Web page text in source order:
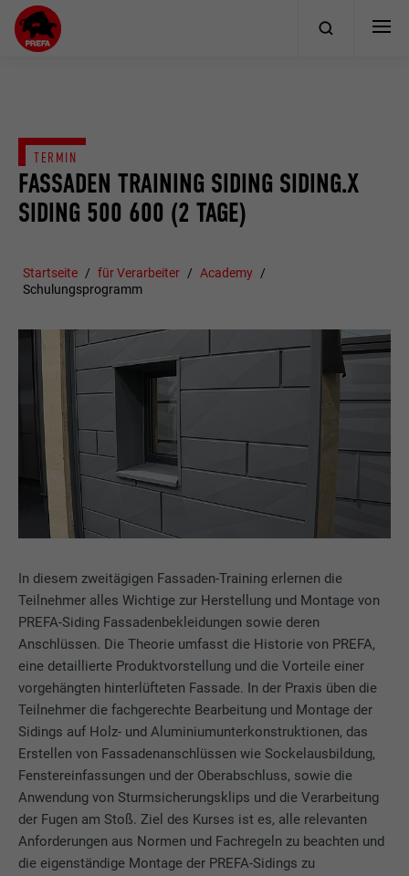
FASSADEN TRAINING SIDING SIDING.X
SIDING 500 600 (2 TAGE)
TERMIN
Startseite für Verarbeiter
Academy
Schulungsprogramm
In diesem zweitägigen Fassaden-Training erlernen die
Teilnehmer alles Wichtige zur Herstellung und Montage von
PREFA-Siding Fassadenbekleidungen sowie deren
Anschlüssen. Die Theorie umfasst die Historie von PREFA,
eine detaillierte Produktvorstellung und die Vorteile einer
vorgehängten hinterlüfteten Fassade. In der Praxis üben die
Teilnehmer die fachgerechte Bearbeitung und Montage der
Sidings auf Holz- und Aluminiumunterkonstruktionen, das
Erstellen von Fassadenanschlüssen wie Sockelausbildung,
Fenstereinfassungen und der Oberabschluss, sowie die
Anwendung von Sturmsicherungsklips und die Verarbeitung
der Fugen am Stoß. Ziel des Kurses ist es, alle relevanten
Anforderungen aus Normen und Fachregeln zu beachten und
die eigenständige Montage der PREFA-Sidings zu